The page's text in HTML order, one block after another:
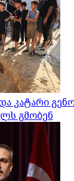
კატარი
გმობენ